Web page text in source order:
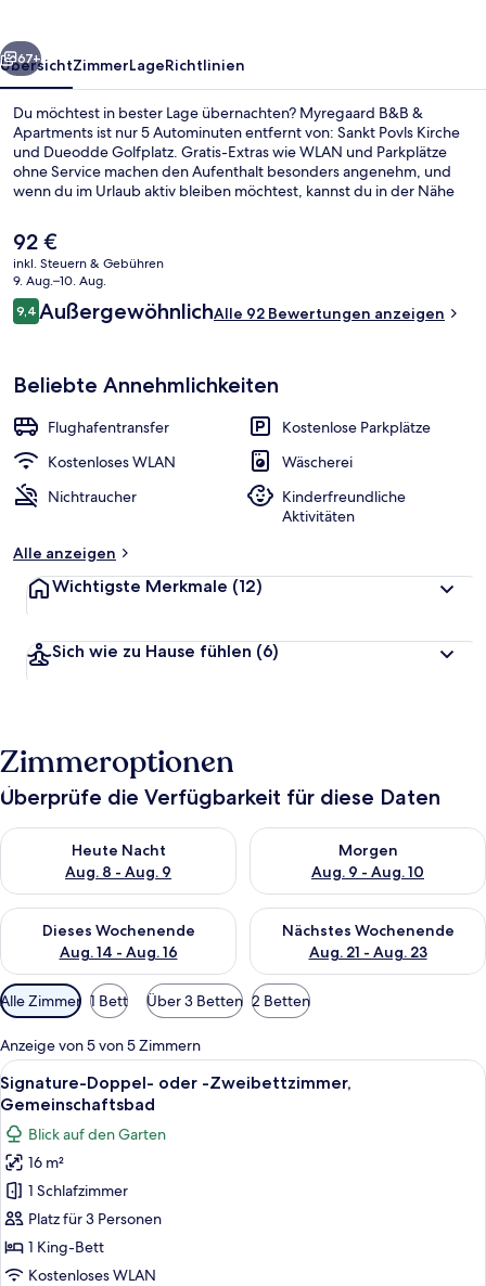
Weiter
67+
ÜbersichtZimmerLageRichtlinien
Du möchtest in bester Lage übernachten? Myregaard B&B &
Apartments ist nur 5 Autominuten entfernt von: Sankt Povls Kirche
und Dueodde Golfplatz. Gratis-Extras wie WLAN und Parkplätze
ohne Service machen den Aufenthalt besonders angenehm, und
wenn du im Urlaub aktiv bleiben möchtest, kannst du in der Nähe
Surfen/Bodyboarden und den Surfunterricht nutzen. Du kannst
dich auf eine Snackbar und eine Terrasse freuen. Die Zimmer sind
mit Waschmaschinen/Trocknern und Kühlschränken versehen.
Der
aktuelle
Preis
beträgt
92 €.
92 €
inkl. Steuern & Gebühren
9. Aug.–10. Aug.
Bewertungen
9,49,4 von 10.
AußergewöhnlichAlle 92 Bewertungen anzeigen
Beliebte Annehmlichkeiten
Flughafentransfer
Kostenlose Parkplätze
Kostenloses WLAN
Wäscherei
Nichtraucher
Kinderfreundliche
Aktivitäten
Alle anzeigen
Wichtigste Merkmale (12)
Sich wie zu Hause fühlen (6)
Zimmeroptionen
Überprüfe die Verfügbarkeit für diese Daten
Heute Nacht
Aug. 8 - Aug. 9
Überprüfe die Verfügbarkeit für heute Nacht, Aug. 8 - Aug. 9.
Morgen
Aug. 9 - Aug. 10
Überprüfe die Verfügbarkeit
Dieses Wochenende
Aug. 14 - Aug. 16
Überprüfe die Verfügbarkeit für dieses Wochenende, Aug. 14
Nächstes Wochenende
Aug. 21 - Aug. 23
Überprüfe die Verfügbarkeit
Verfügbare
Filter
für
Zimmer
Alle Zimmer 1 Bett Über 3 Betten 2 Betten
Anzeige von 5 von 5 Zimmern
Alle
Fotos
für
Signature-
Doppel-
oder
-
Zweibettzimmer,
Gemeinschaftsbad
Ein Schlafzimmer mit Bett, Sessel,
9
Signature-Doppel- oder -Zweibettzimmer,
Gemeinschaftsbad
Blick auf den Garten
16 m²
1 Schlafzimmer
Platz für 3 Personen
1 King-Bett
Kostenloses WLAN